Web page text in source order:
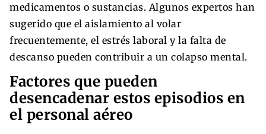
medicamentos o sustancias. Algunos expertos han
sugerido que el aislamiento al volar
frecuentemente, el estrés laboral y la falta de
descanso pueden contribuir a un colapso mental.
Factores que pueden
desencadenar estos episodios en
el personal aéreo